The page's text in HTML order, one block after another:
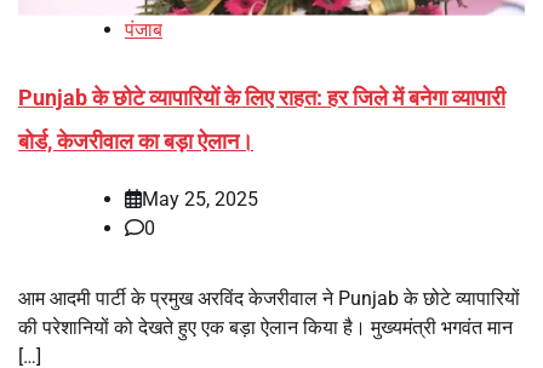
पंजाब
Punjab के छोटे व्यापारियों के लिए राहत: हर जिले में बनेगा व्यापारी
बोर्ड, केजरीवाल का बड़ा ऐलान।
May 25, 2025
0
आम आदमी पार्टी के प्रमुख अरविंद केजरीवाल ने Punjab के छोटे व्यापारियों
की परेशानियों को देखते हुए एक बड़ा ऐलान किया है। मुख्यमंत्री भगवंत मान
[…]